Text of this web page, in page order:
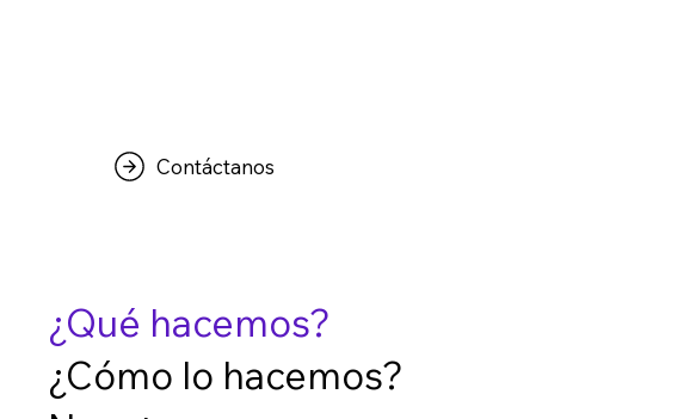
Contáctanos
¿Qué hacemos?
¿Cómo lo hacemos?